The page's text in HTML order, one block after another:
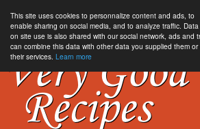
This site uses cookies to personnalize content and ads, to
enable sharing on social media, and to analyze traffic. Data
on site use is also shared with our social network, ads and
can combine this data with other data you supplied them
their services. Learn more